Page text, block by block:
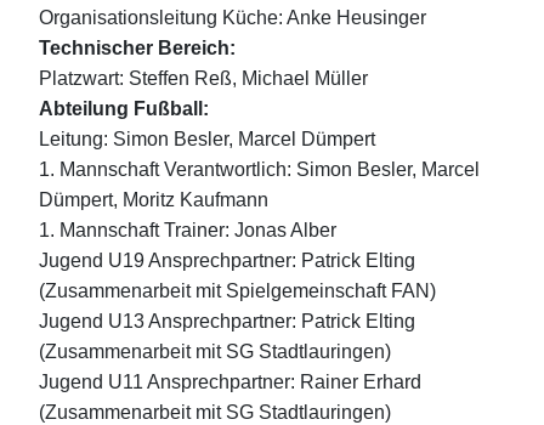
Organisationsleitung Küche: Anke Heusinger
Technischer Bereich:
Platzwart: Steffen Reß, Michael Müller
Abteilung Fußball:
Leitung: Simon Besler, Marcel Dümpert
1. Mannschaft Verantwortlich: Simon Besler, Marcel
Dümpert, Moritz Kaufmann
1. Mannschaft Trainer: Jonas Alber
Jugend U19 Ansprechpartner: Patrick Elting
(Zusammenarbeit mit Spielgemeinschaft FAN)
Jugend U13 Ansprechpartner: Patrick Elting
(Zusammenarbeit mit SG Stadtlauringen)
Jugend U11 Ansprechpartner: Rainer Erhard
(Zusammenarbeit mit SG Stadtlauringen)